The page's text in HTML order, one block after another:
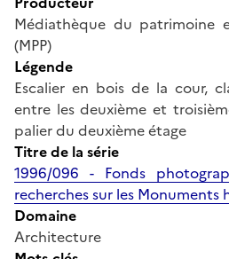
Médiathèque du patrimoine
(MPP)
Légende
Escalier en bois de la cour,
entre les deuxième et
palier du deuxième étage
Titre de la série
1996/096 - Fonds
recherches sur les Monuments
Domaine
Architecture